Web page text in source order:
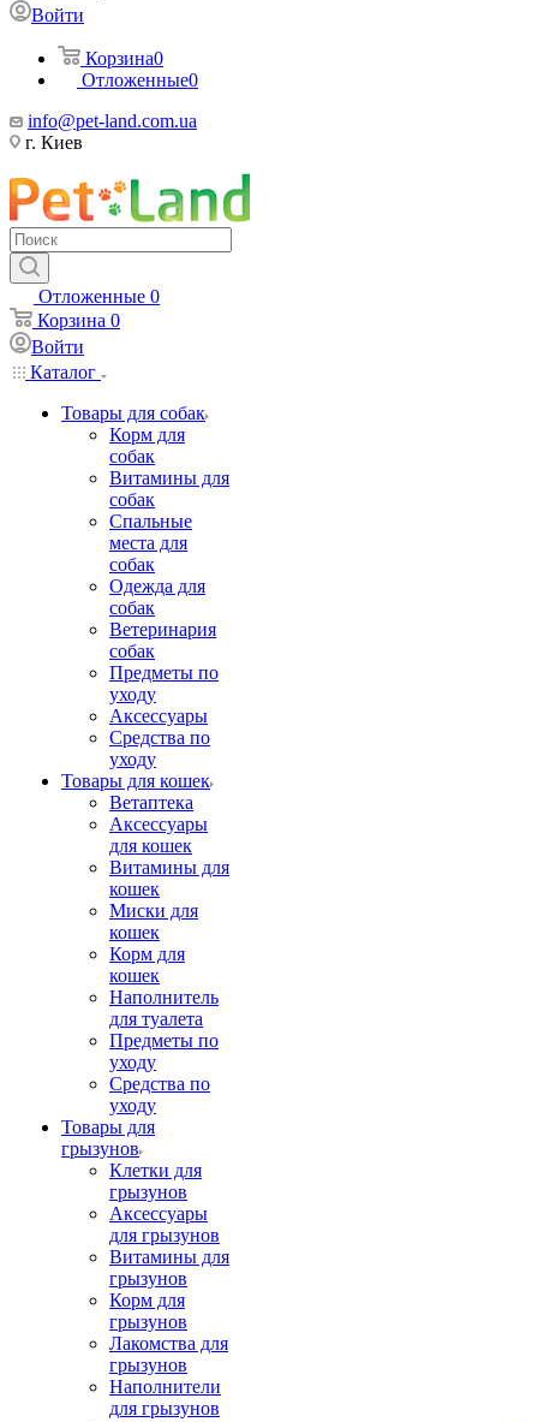
Войти
Корзина0
Отложенные0
info@pet-land.com.ua
г. Киев
Отложенные 0
Корзина 0
Войти
Каталог
Товары для собак
Корм для
собак
Витамины для
собак
Спальные
места для
собак
Одежда для
собак
Ветеринария
собак
Предметы по
уходу
Аксессуары
Средства по
уходу
Товары для кошек
Ветаптека
Аксессуары
для кошек
Витамины для
кошек
Миски для
кошек
Корм для
кошек
Наполнитель
для туалета
Предметы по
уходу
Средства по
уходу
Товары для
грызунов
Клетки для
грызунов
Аксессуары
для грызунов
Витамины для
грызунов
Корм для
грызунов
Лакомства для
грызунов
Наполнители
для грызунов